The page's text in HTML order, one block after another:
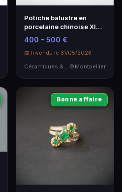
Potiche balustre en
porcelaine chinoise XIXe
siècle
400 – 500 €
📅 Invendu le 31/05/2026
Montpellier
Bonne affaire